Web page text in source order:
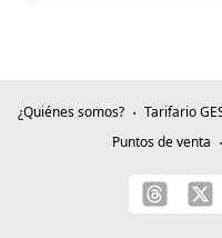
¿Quiénes somos? Tarifario
Puntos de venta